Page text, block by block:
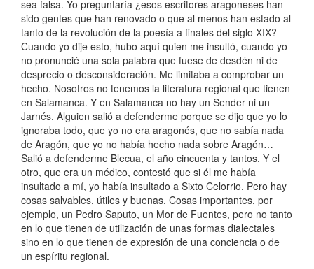
sea falsa. Yo preguntaría ¿esos escritores aragoneses han
sido gentes que han renovado o que al menos han estado al
tanto de la revolución de la poesía a finales del siglo XIX?
Cuando yo dije esto, hubo aquí quien me insultó, cuando yo
no pronuncié una sola palabra que fuese de desdén ni de
desprecio o desconsideración. Me limitaba a comprobar un
hecho. Nosotros no tenemos la literatura regional que tienen
en Salamanca. Y en Salamanca no hay un Sender ni un
Jarnés. Alguien salió a defenderme porque se dijo que yo lo
ignoraba todo, que yo no era aragonés, que no sabía nada
de Aragón, que yo no había hecho nada sobre Aragón…
Salió a defenderme Blecua, el año cincuenta y tantos. Y el
otro, que era un médico, contestó que si él me había
insultado a mí, yo había insultado a Sixto Celorrio. Pero hay
cosas salvables, útiles y buenas. Cosas importantes, por
ejemplo, un Pedro Saputo, un Mor de Fuentes, pero no tanto
en lo que tienen de utilización de unas formas dialectales
sino en lo que tienen de expresión de una conciencia o de
un espíritu regional.